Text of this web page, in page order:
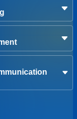
けます
可能です！
、ステ
ュタグをつけて、